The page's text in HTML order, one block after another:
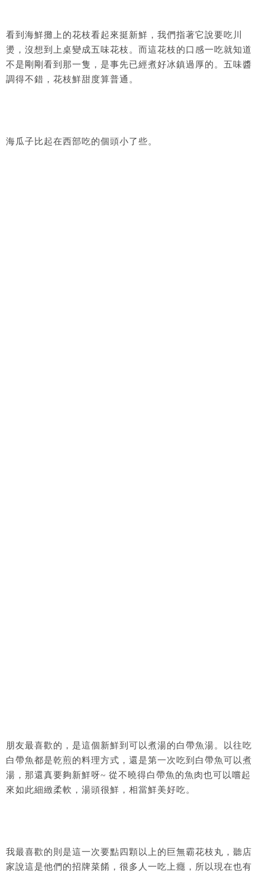
看到海鮮攤上的花枝看起來挺新鮮，我們指著它說要吃川
燙，沒想到上桌變成五味花枝。而這花枝的口感一吃就知道
不是剛剛看到那一隻，是事先已經煮好冰鎮過厚的。五味醬
調得不錯，花枝鮮甜度算普通。
海瓜子比起在西部吃的個頭小了些。
朋友最喜歡的，是這個新鮮到可以煮湯的白帶魚湯。以往吃
白帶魚都是乾煎的料理方式，還是第一次吃到白帶魚可以煮
湯，那還真要夠新鮮呀~ 從不曉得白帶魚的魚肉也可以嚐起
來如此細緻柔軟，湯頭很鮮，相當鮮美好吃。
我最喜歡的則是這一次要點四顆以上的巨無霸花枝丸，聽店
家說這是他們的招牌菜餚，很多人一吃上癮，所以現在也有